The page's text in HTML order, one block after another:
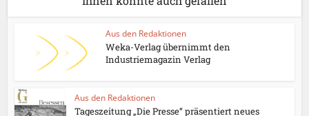
Aus den Redaktionen
Weka-Verlag übernimmt den
Industriemagazin Verlag
Aus den Redaktionen
Tageszeitung „Die Presse“ präsentiert neues